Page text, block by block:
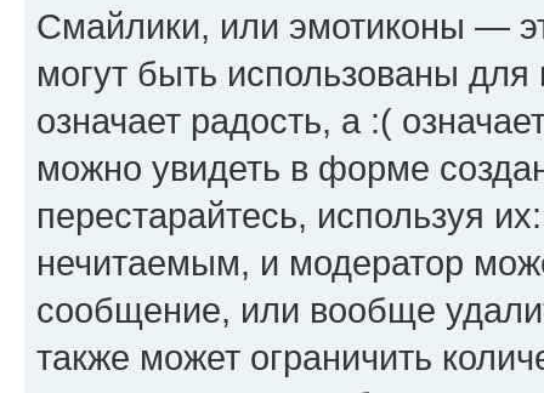
Смайлики, или эмотиконы —
могут быть использованы
означает радость, а :(
можно увидеть в форме
перестарайтесь, используя
нечитаемым, и модератор
сообщение, или вообще
также может ограничить